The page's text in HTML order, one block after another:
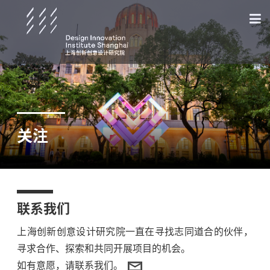
关注
联系我们
上海创新创意设计研究院一直在寻找志同道合的伙伴，
寻求合作、探索和共同开展项目的机会。
如有意愿，请联系我们。